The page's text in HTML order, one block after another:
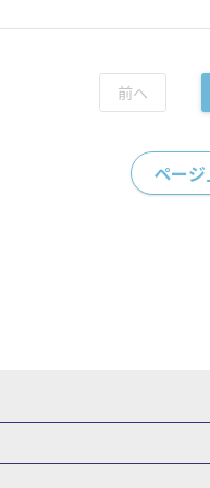
ペー
福井県 甲信越 山梨県